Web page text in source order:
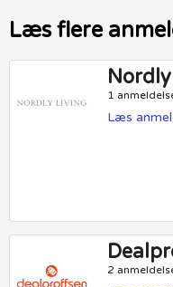
Læs flere
1
Læs
2